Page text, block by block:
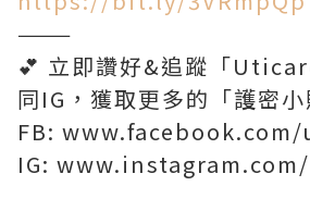
———
💕 立即讚好&追蹤「
同IG，獲取更多的「護密小
FB:
IG: